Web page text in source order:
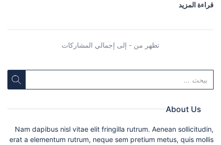
قراءة المزيد
تظهر من - إلى إجمالي المشاركات
About Us
Nam dapibus nisl vitae elit fringilla rutrum. Aenean sollicitudin,
erat a elementum rutrum, neque sem pretium metus, quis mollis